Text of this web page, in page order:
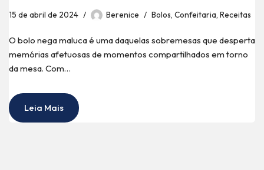
15 de abril de 2024 Berenice Bolos, Confeitaria, Receitas
O bolo nega maluca é uma daquelas sobremesas que desperta
memórias afetuosas de momentos compartilhados em torno
da mesa. Com…
Leia Mais